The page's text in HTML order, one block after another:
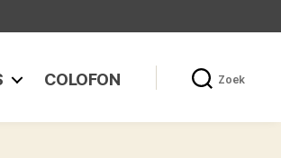
COLOFON Zoek